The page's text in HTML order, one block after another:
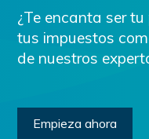
¿Te encanta ser tu
tus impuestos
de nuestros
Empieza ahora